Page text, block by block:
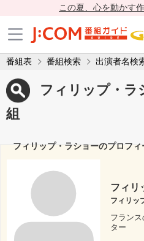
この夏、心を動かす
番組表 番組検索 出演者名検
フィリップ・ラ
組
フィリップ・ラショーのプロフィ
フィリ
フィリ
フラン
ター